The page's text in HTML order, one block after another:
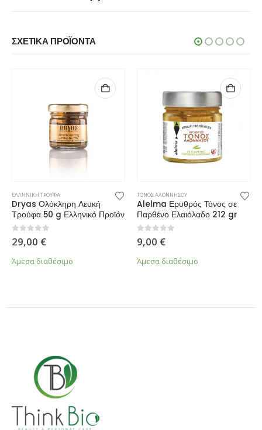
ΣΧΕΤΙΚΆ ΠΡΟΪΌΝΤΑ
ΕΛΛΗΝΙΚΗ ΤΡΟΥΦΑ
Dryas Ολόκληρη Λευκή
Τρούφα 50 g Ελληνικό Προϊόν
0 από 5
29,00 €
Άμεσα διαθέσιμο
ΤΟΝΟΣ ΑΛΟΝΝΗΣΟΥ
Alelma Ερυθρός Τόνος σε
Παρθένο Ελαιόλαδο 212 gr
0 από 5
9,00 €
Άμεσα διαθέσιμο